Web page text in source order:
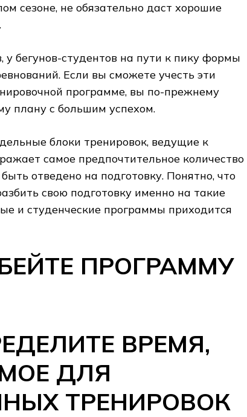
сезоне, не обязательно даст хорошие
бегунов-студентов на пути к пику формы
Если вы сможете учесть эти
программе, вы по-прежнему
плану с большим успехом.
блоки тренировок, ведущие к
самое предпочтительное количество
отведено на подготовку. Понятно, что
свою подготовку именно на такие
и студенческие программы приходится
ПРОГРАММУ
ВРЕМЯ,
ДЛЯ
ТРЕНИРОВОК